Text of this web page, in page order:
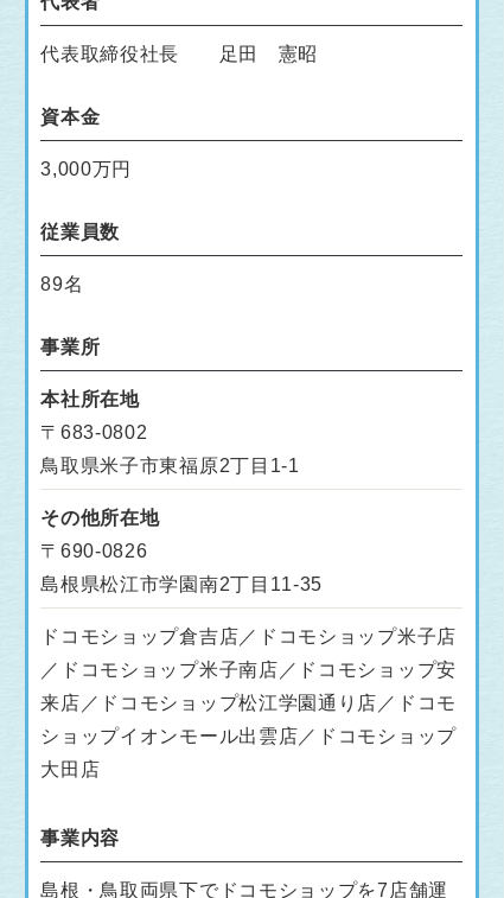
代表取締役社長 足田 憲昭
資本金
3,000万円
従業員数
89名
事業所
本社所在地
〒683-0802
鳥取県米子市東福原2丁目1-1
その他所在地
〒690-0826
島根県松江市学園南2丁目11-35
ドコモショップ倉吉店／ドコモショップ米子店
／ドコモショップ米子南店／ドコモショップ安
来店／ドコモショップ松江学園通り店／ドコモ
ショップイオンモール出雲店／ドコモショップ
大田店
事業内容
島根・鳥取両県下でドコモショップを7店舗運